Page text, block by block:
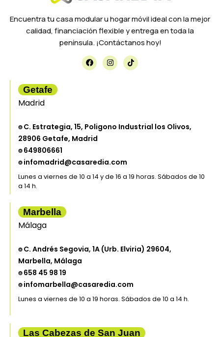
Encuentra tu casa modular u hogar móvil ideal con la mejor
calidad, financiación flexible y entrega en toda la
península. ¡Contáctanos hoy!
Getafe
Madrid
⌾ C. Estrategia, 15, Poligono Industrial los Olivos,
28906 Getafe, Madrid
⌾ 649806661
⌾ infomadrid@casaredia.com
Lunes a viernes de 10 a 14 y de 16 a 19 horas. Sábados de 10
a 14 h.
Marbella
Málaga
⌾ C. Andrés Segovia, 1A (Urb. Elviria) 29604,
Marbella, Málaga
⌾ 658 45 98 19
⌾ infomarbella@casaredia.com
Lunes a viernes de 10 a 19 horas. Sábados de 10 a 14 h.
Las Cabezas de San Juan